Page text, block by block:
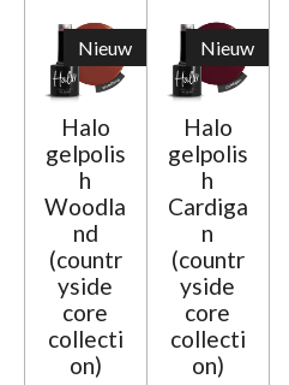
Nieuw
Halo
gelpolis
h
Woodla
nd
(countr
yside
core
collecti
on)
Nieuw
Halo
gelpolis
h
Cardiga
n
(countr
yside
core
collecti
on)